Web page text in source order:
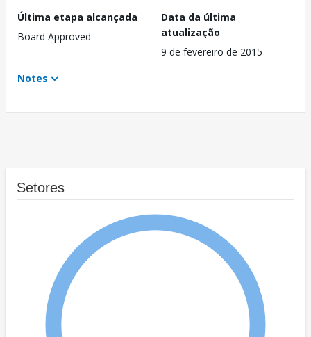
Última etapa alcançada
Board Approved
Data da última
atualização
9 de fevereiro de 2015
Notes
Setores